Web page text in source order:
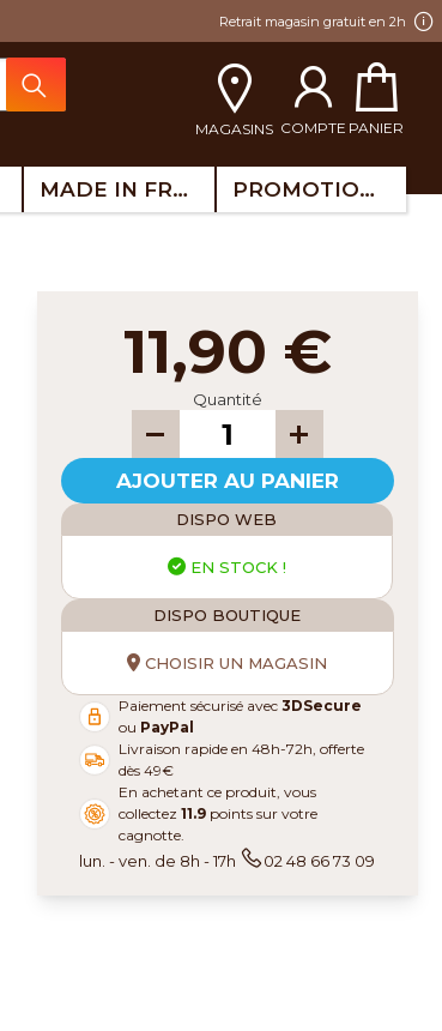
Retrait magasin gratuit en 2h
MAGASINS COMPTE PANIER
MADE IN FRANCE PROMOTIONS
11,90 €
Quantité
AJOUTER AU PANIER
DISPO WEB
EN STOCK !
DISPO BOUTIQUE
CHOISIR UN MAGASIN
Paiement sécurisé avec3DSecure
ou PayPal
Livraison rapide en 48h-72h, offerte
dès 49€
En achetant ce produit, vous
collectez11.9 points sur votre
cagnotte.
lun. - ven. de 8h - 17h 02 48 66 73 09